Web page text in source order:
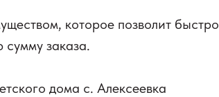
которое позволит быстро
сумму заказа.
дома с. Алексеевка